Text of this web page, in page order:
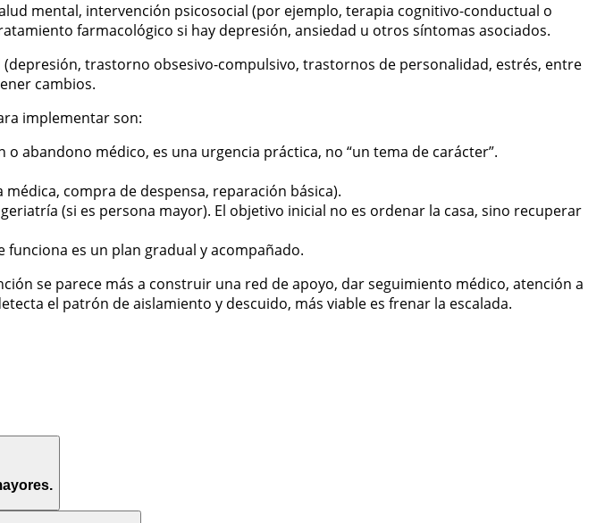
mental, intervención psicosocial (por ejemplo, terapia cognitivo-conductual o
farmacológico si hay depresión, ansiedad u otros síntomas asociados.
trastorno obsesivo-compulsivo, trastornos de personalidad, estrés, entre
cambios.
implementar son:
abandono médico, es una urgencia práctica, no “un tema de carácter”.
compra de despensa, reparación básica).
(si es persona mayor). El objetivo inicial no es ordenar la casa, sino recuperar
es un plan gradual y acompañado.
se parece más a construir una red de apoyo, dar seguimiento médico, atención a
el patrón de aislamiento y descuido, más viable es frenar la escalada.